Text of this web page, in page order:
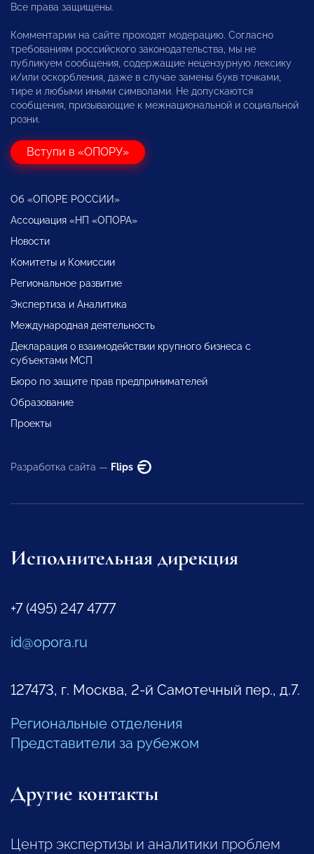
Все права защищены.
Комментарии на сайте проходят модерацию. Согласно
требованиям российского законодательства, мы не
публикуем сообщения, содержащие нецензурную лексику
и/или оскорбления, даже в случае замены букв точками,
тире и любыми иными символами. Не допускаются
сообщения, призывающие к межнациональной и социальной
розни.
Вступи в «ОПОРУ»
Об «ОПОРЕ РОССИИ»
Ассоциация «НП «ОПОРА»
Новости
Комитеты и Комиссии
Региональное развитие
Экспертиза и Аналитика
Международная деятельность
Декларация о взаимодействии крупного бизнеса с
субъектами МСП
Бюро по защите прав предпринимателей
Образование
Проекты
Разработка сайта — Flips
Исполнительная дирекция
+7 (495) 247 4777
id@opora.ru
127473, г. Москва, 2-й Самотечный пер., д.7.
Региональные отделения
Представители за рубежом
Другие контакты
Центр экспертизы и аналитики проблем